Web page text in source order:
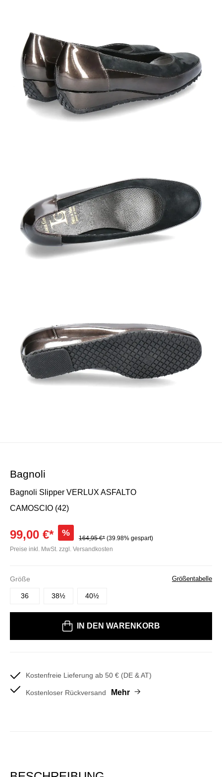
Bagnoli
Bagnoli Slipper VERLUX ASFALTO
CAMOSCIO (42)
99,00 €* %
164,95 €* (39.98% gespart)
Preise inkl. MwSt. zzgl. Versandkosten
Größe Größentabelle
36 38½ 40½
IN DEN WARENKORB
Kostenfreie Lieferung ab 50 € (DE & AT)
Kostenloser Rückversand Mehr